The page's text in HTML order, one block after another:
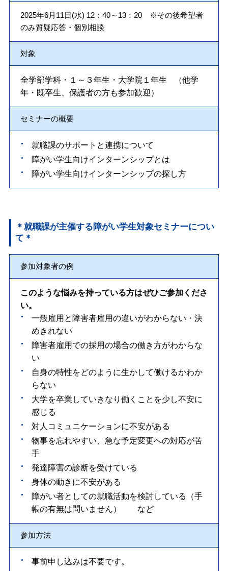
2025年6月11日(水) 12：40～13：20 ※その後希望者
のみ質疑応答・個別相談
対象
全学部学科・１～３年生・大学院１年生 （他学
年・既卒生、保護者の方も参加歓迎）
セミナーの概要
就職課のサポートと連携について
障がい学生向けインターンシップとは
障がい学生向けインターンシップの探し方
＊就職課が主催する障がい学生対象セミナーについ
て＊
参加対象者の例
このような悩みを持っている方はぜひご参加くださ
い。
一般雇用と障害者雇用の違いがわからない・決
めきれない
障害者雇用での採用の場合の働き方がわからな
い
自身の特性をどのように生かして働けるかわか
らない
大学を卒業していきなり働くことを少し不安に
感じる
対人コミュニケーションに不安がある
物事を忘れやすい、急な予定変更への対応が苦
手
発達障害の診断を受けている
身体の動きに不安がある
障がい者としての就職活動を検討している（手
帳の有無は問いません） など
参加方法
事前申し込みは不要です。